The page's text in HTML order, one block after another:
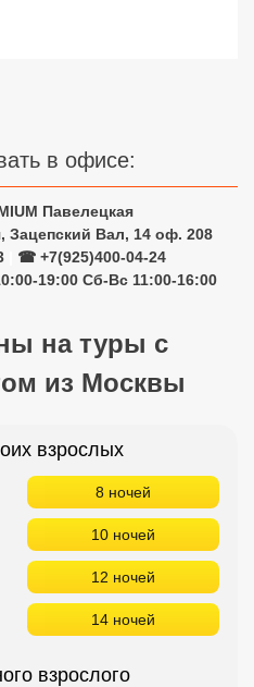
в офисе:
Павелецкая
Зацепский Вал, 14 оф. 208
☎ +7(925)400-04-24
19:00 Сб-Вс 11:00-16:00
на туры с
из Москвы
взрослых
8 ночей
10 ночей
12 ночей
14 ночей
взрослого